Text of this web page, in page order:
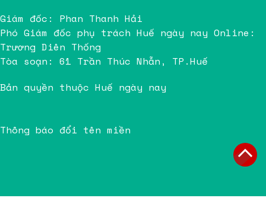
Giám đốc: Phan Thanh Hải
Phó Giám đốc phụ trách Huế ngày nay Online:
Trương Diên Thống
Tòa soạn: 61 Trần Thúc Nhẫn, TP.Huế
Bản quyền thuộc Huế ngày nay
Thông báo đổi tên miền